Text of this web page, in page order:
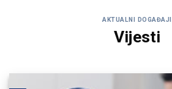
AKTUALNI DOGAĐAJI
Vijesti